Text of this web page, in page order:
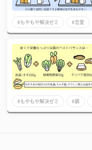
#もやもや解決ゼミ #恋愛
#もやもや解決ゼミ #鍋